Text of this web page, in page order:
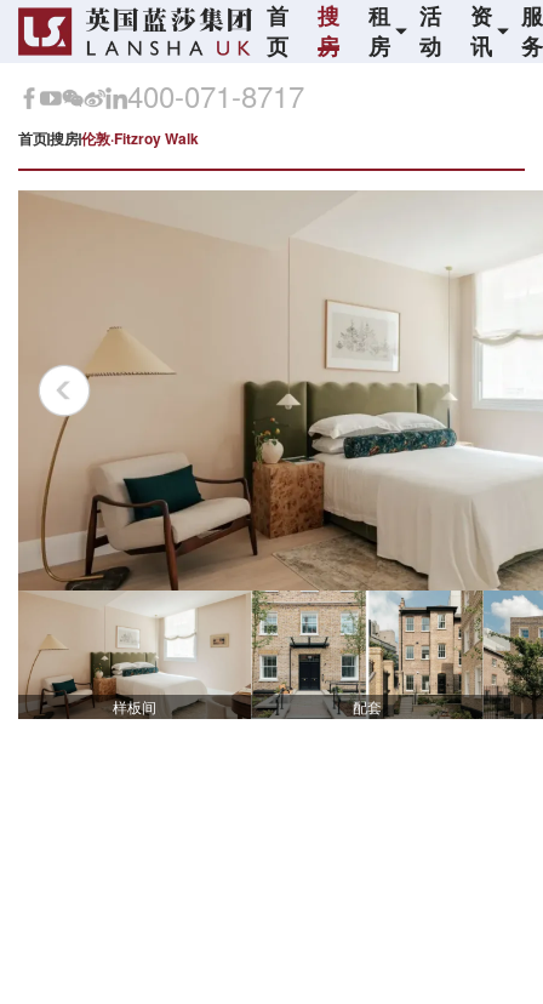
首
页
搜
房
租
房
活
动
资
讯
服
务
400-071-8717
首页搜房伦敦·Fitzroy Walk
样板间 配套